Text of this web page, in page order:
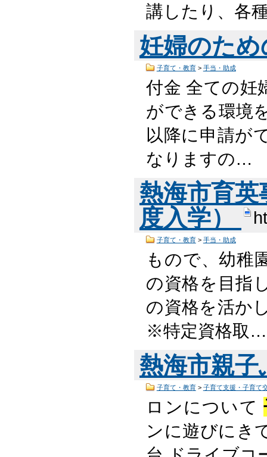
講したり、各
妊婦のた
子育て・教育> 手当・助成
付金 全ての妊
ができる環境
以降に申請が
なりますの…
熱海市育英
度入学）
子育て・教育> 手当・助成
もので、幼稚
の資格を目指
の資格を活か
※特定資格取…
熱海市親
子育て・教育> 子育て支援・子育て
ロンについて
ンに遊びにき